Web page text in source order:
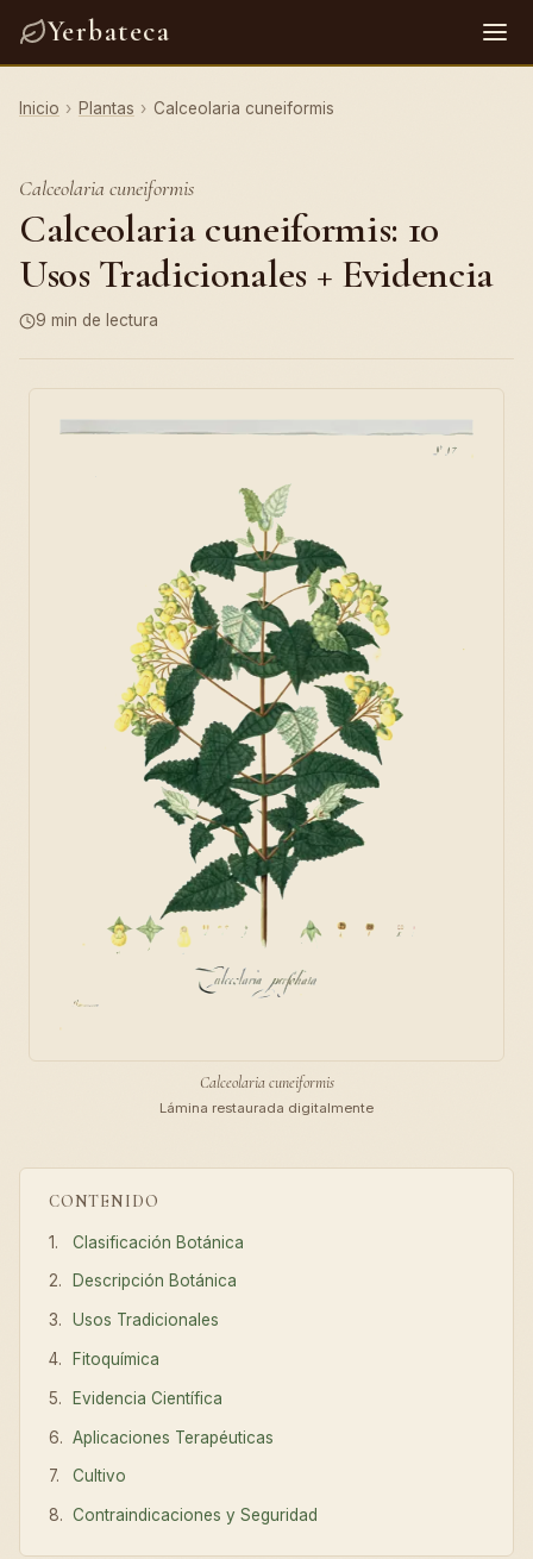
Yerbateca
Inicio › Plantas › Calceolaria cuneiformis
Calceolaria cuneiformis
Calceolaria cuneiformis: 10
Usos Tradicionales + Evidencia
9 min de lectura
CONTENIDO
Clasificación Botánica
Descripción Botánica
Usos Tradicionales
Fitoquímica
Evidencia Científica
Aplicaciones Terapéuticas
Cultivo
Contraindicaciones y Seguridad
Calceolaria cuneiformis
Lámina restaurada digitalmente